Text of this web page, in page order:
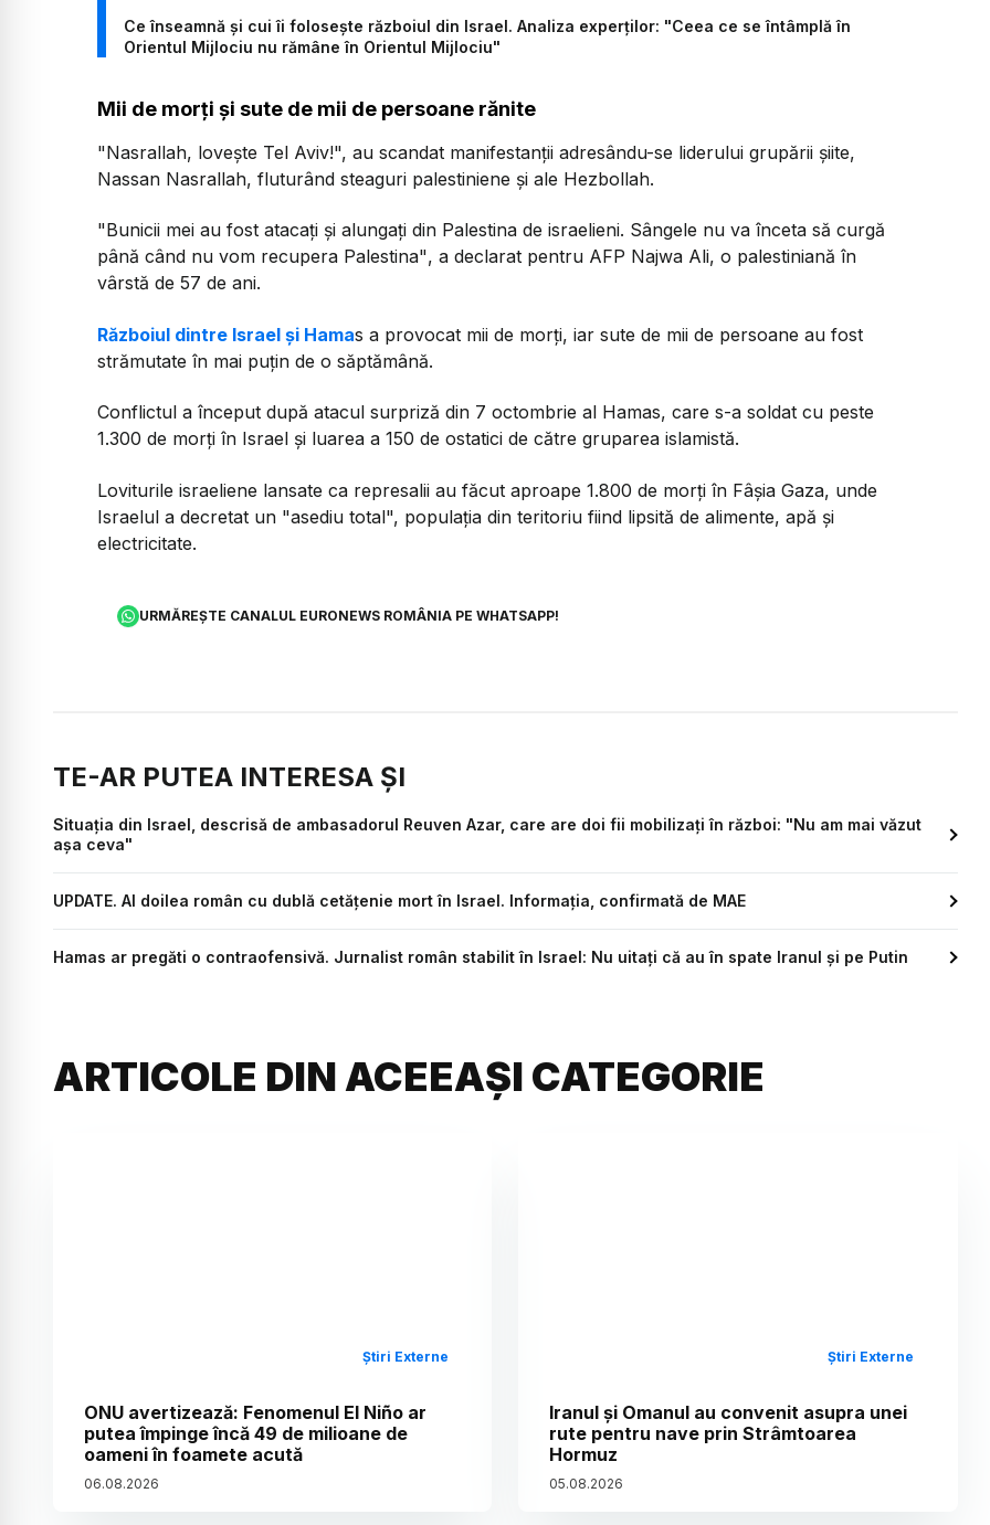
Ce înseamnă și cui îi folosește războiul din Israel. Analiza experților: "Ceea ce se întâmplă în
Orientul Mijlociu nu rămâne în Orientul Mijlociu"
Mii de morți și sute de mii de persoane rănite
"Nasrallah, loveşte Tel Aviv!", au scandat manifestanţii adresându-se liderului grupării şiite,
Nassan Nasrallah, fluturând steaguri palestiniene şi ale Hezbollah.
"Bunicii mei au fost atacaţi şi alungaţi din Palestina de israelieni. Sângele nu va înceta să curgă
până când nu vom recupera Palestina", a declarat pentru AFP Najwa Ali, o palestiniană în
vârstă de 57 de ani.
Războiul dintre Israel şi Hamas a provocat mii de morţi, iar sute de mii de persoane au fost
strămutate în mai puţin de o săptămână.
Conflictul a început după atacul surpriză din 7 octombrie al Hamas, care s-a soldat cu peste
1.300 de morţi în Israel şi luarea a 150 de ostatici de către gruparea islamistă.
Loviturile israeliene lansate ca represalii au făcut aproape 1.800 de morţi în Fâşia Gaza, unde
Israelul a decretat un "asediu total", populaţia din teritoriu fiind lipsită de alimente, apă şi
electricitate.
URMĂREȘTE CANALUL EURONEWS ROMÂNIA PE WHATSAPP!
TE-AR PUTEA INTERESA ȘI
Situația din Israel, descrisă de ambasadorul Reuven Azar, care are doi fii mobilizați în război: "Nu am mai văzut
așa ceva"
UPDATE. Al doilea român cu dublă cetățenie mort în Israel. Informația, confirmată de MAE
Hamas ar pregăti o contraofensivă. Jurnalist român stabilit în Israel: Nu uitați că au în spate Iranul și pe Putin
ARTICOLE DIN ACEEAȘI CATEGORIE
Știri Externe
ONU avertizează: Fenomenul El Niño ar
putea împinge încă 49 de milioane de
oameni în foamete acută
06.08.2026
Știri Externe
Iranul și Omanul au convenit asupra unei
rute pentru nave prin Strâmtoarea
Hormuz
05.08.2026